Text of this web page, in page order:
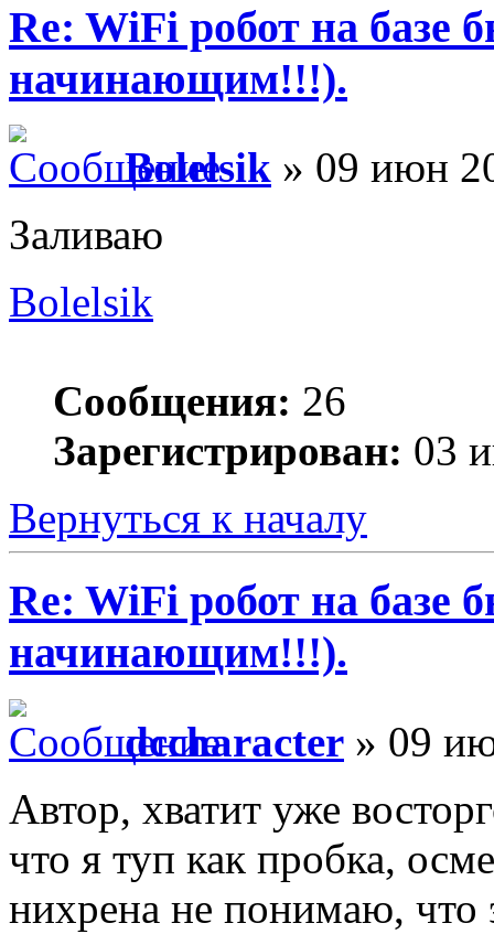
Re: WiFi робот на базе
начинающим!!!).
Bolelsik » 09 июн
Заливаю
Bolelsik
Сообщения: 26
Зарегистрирован: 03
Вернуться к началу
Re: WiFi робот на базе
начинающим!!!).
dccharacter » 09
Автор, хватит уже
что я туп как пробка,
нихрена не понимаю, что